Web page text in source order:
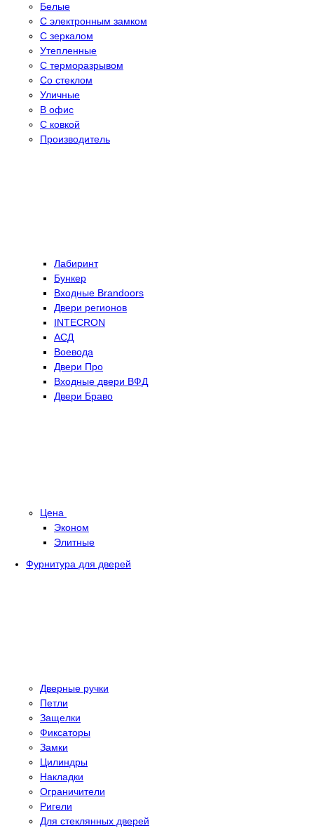
Белые
С электронным замком
С зеркалом
Утепленные
С терморазрывом
Со стеклом
Уличные
В офис
С ковкой
Производитель
Лабиринт
Бункер
Входные Brandoors
Двери регионов
INTECRON
АСД
Воевода
Двери Про
Входные двери ВФД
Двери Браво
Цена
Эконом
Элитные
Фурнитура для дверей
Дверные ручки
Петли
Защелки
Фиксаторы
Замки
Цилиндры
Накладки
Ограничители
Ригели
Для стеклянных дверей